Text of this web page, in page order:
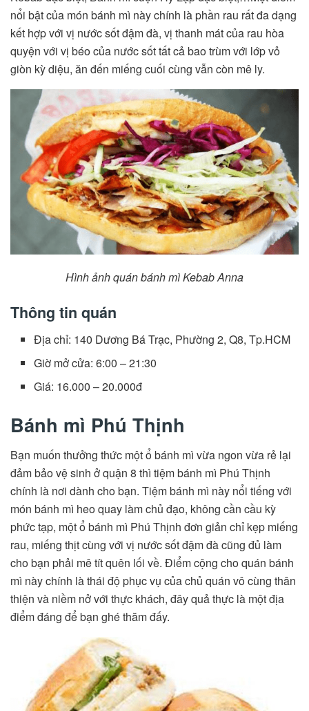
nổi bật của món bánh mì này chính là phần rau rất đa dạng
kết hợp với vị nước sốt đậm đà, vị thanh mát của rau hòa
quyện với vị béo của nước sốt tất cả bao trùm với lớp vỏ
giòn kỳ diệu, ăn đến miếng cuối cùng vẫn còn mê ly.
Hình ảnh quán bánh mì Kebab Anna
Thông tin quán
Địa chỉ: 140 Dương Bá Trạc, Phường 2, Q8, Tp.HCM
Giờ mở cửa: 6:00 – 21:30
Giá: 16.000 – 20.000đ
Bánh mì Phú Thịnh
Bạn muốn thưởng thức một ổ bánh mì vừa ngon vừa rẻ lại
đảm bảo vệ sinh ở quận 8 thì tiệm bánh mì Phú Thịnh
chính là nơi dành cho bạn. Tiệm bánh mì này nổi tiếng với
món bánh mì heo quay làm chủ đạo, không cần cầu kỳ
phức tạp, một ổ bánh mì Phú Thịnh đơn giản chỉ kẹp miếng
rau, miếng thịt cùng với vị nước sốt đậm đà cũng đủ làm
cho bạn phải mê tít quên lối về. Điểm cộng cho quán bánh
mì này chính là thái độ phục vụ của chủ quán vô cùng thân
thiện và niềm nở với thực khách, đây quả thực là một địa
điểm đáng để bạn ghé thăm đấy.